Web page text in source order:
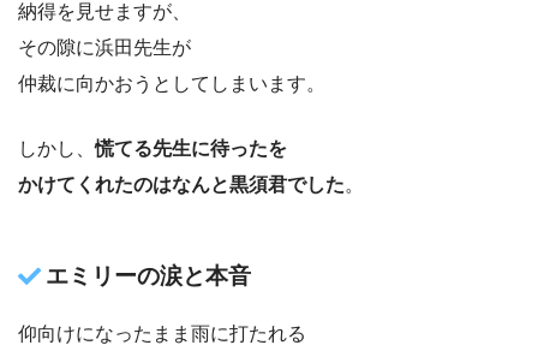
納得を見せますが、
その隙に浜田先生が
仲裁に向かおうとしてしまいます。
しかし、慌てる先生に待ったを
かけてくれたのはなんと黒須君でした。
エミリーの涙と本音
仰向けになったまま雨に打たれる